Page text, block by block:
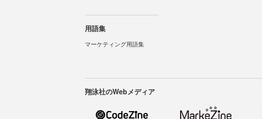
用語集
マーケティング用語集
翔泳社のWebメディア